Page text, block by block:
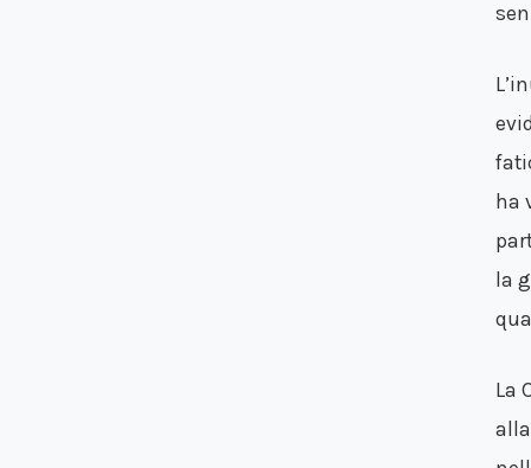
ha
la
La